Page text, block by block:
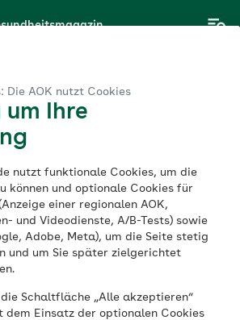
Die AOK nutzt Cookies
Ihre
nutzt funktionale Cookies, um die
können und optionale Cookies für
einer regionalen AOK,
und Videodienste, A/B-Tests) sowie
Adobe, Meta), um die Seite stetig
und um Sie später zielgerichtet
Schaltfläche „Alle akzeptieren“
dem Einsatz der optionalen Cookies
bei